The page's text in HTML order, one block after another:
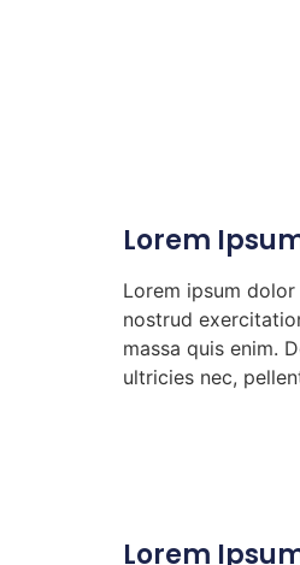
Lorem
Lorem ipsum
nostrud
massa quis enim.
ultricies nec,
Lorem